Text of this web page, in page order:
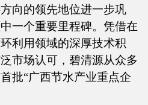
向的领先地位进一步巩
一个重要里程碑。凭借在
利用领域的深厚技术积
市场认可，碧清源从众多
批“广西节水产业重点企